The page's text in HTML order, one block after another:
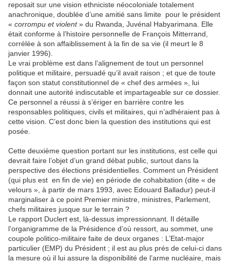
reposait sur une vision ethniciste néocoloniale totalement
anachronique, doublée d’une amitié sans limite pour le président
« corrompu et violent» du Rwanda, Juvénal Habyarimana. Elle
était conforme à l’histoire personnelle de François Mitterrand,
corrélée à son affaiblissement à la fin de sa vie (il meurt le 8
janvier 1996).
Le vrai problème est dans l’alignement de tout un personnel
politique et militaire, persuadé qu’il avait raison ; et que de toute
façon son statut constitutionnel de « chef des armées », lui
donnait une autorité indiscutable et impartageable sur ce dossier.
Ce personnel a réussi à s’ériger en barrière contre les
responsables politiques, civils et militaires, qui n’adhéraient pas à
cette vision. C’est donc bien la question des institutions qui est
posée.
Cette deuxième question portant sur les institutions, est celle qui
devrait faire l’objet d’un grand débat public, surtout dans la
perspective des élections présidentielles. Comment un Président
(qui plus est en fin de vie) en période de cohabitation (dite « de
velours », à partir de mars 1993, avec Edouard Balladur) peut-il
marginaliser à ce point Premier ministre, ministres, Parlement,
chefs militaires jusque sur le terrain ?
Le rapport Duclert est, là-dessus impressionnant. Il détaille
l’organigramme de la Présidence d’où ressort, au sommet, une
coupole politico-militaire faite de deux organes : L’Etat-major
particulier (EMP) du Président ; il est au plus prés de celui-ci dans
la mesure où il lui assure la disponibilité de l’arme nucléaire, mais